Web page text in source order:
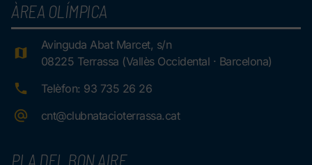
ÀREA OLÍMPICA
Avinguda Abat Marcet, s/n
08225 Terrassa (Vallès Occidental · Barcelona)
Telèfon: 93 735 26 26
cnt@clubnatacioterrassa.cat
PLA DEL BON AIRE